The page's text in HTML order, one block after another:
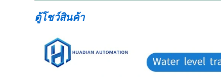
ตู้โชว์สินค้า